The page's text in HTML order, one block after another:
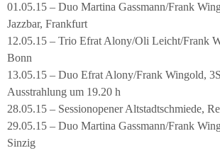
01.05.15 – Duo Martina Gassmann/Frank
Jazzbar, Frankfurt
12.05.15 – Trio Efrat Alony/Oli Leicht/Frank
Bonn
13.05.15 – Duo Efrat Alony/Frank Wingold,
Ausstrahlung um 19.20 h
28.05.15 – Sessionopener Altstadtschmiede,
29.05.15 – Duo Martina Gassmann/Frank
Sinzig